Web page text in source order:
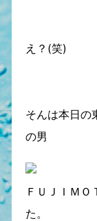
え？(笑)
そんは本日の
の男
ＦＵＪＩＭＯ
た。